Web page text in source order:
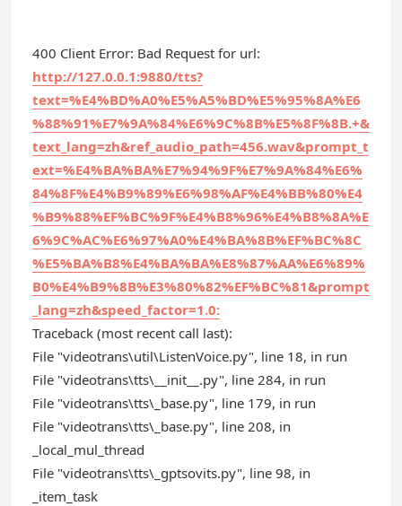
400 Client Error: Bad Request for url:
http://127.0.0.1:9880/tts?
text=%E4%BD%A0%E5%A5%BD%E5%95%8A%E6
%88%91%E7%9A%84%E6%9C%8B%E5%8F%8B.+&
text_lang=zh&ref_audio_path=456.wav&prompt_t
ext=%E4%BA%BA%E7%94%9F%E7%9A%84%E6%
84%8F%E4%B9%89%E6%98%AF%E4%BB%80%E4
%B9%88%EF%BC%9F%E4%B8%96%E4%B8%8A%E
6%9C%AC%E6%97%A0%E4%BA%8B%EF%BC%8C
%E5%BA%B8%E4%BA%BA%E8%87%AA%E6%89%
B0%E4%B9%8B%E3%80%82%EF%BC%81&prompt
_lang=zh&speed_factor=1.0:
Traceback (most recent call last):
File "videotrans\util\ListenVoice.py", line 18, in run
File "videotrans\tts\__init__.py", line 284, in run
File "videotrans\tts\_base.py", line 179, in run
File "videotrans\tts\_base.py", line 208, in
_local_mul_thread
File "videotrans\tts\_gptsovits.py", line 98, in
_item_task